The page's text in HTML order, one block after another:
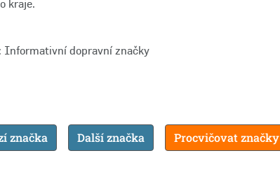
kraje.
Informativní dopravní značky
značka Další značka Procvičovat značky